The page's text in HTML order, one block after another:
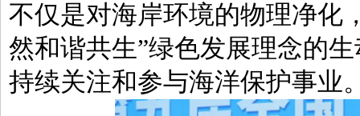
不仅是对海岸环境的物理净化
然和谐共生”绿色发展理念的
持续关注和参与海洋保护事业